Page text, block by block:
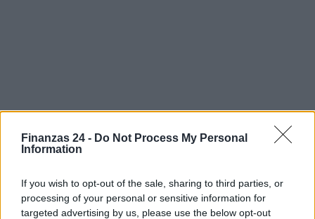
Finanzas 24 - Do Not Process My Personal
Information
If you wish to opt-out of the sale, sharing to third parties, or
processing of your personal or sensitive information for
targeted advertising by us, please use the below opt-out